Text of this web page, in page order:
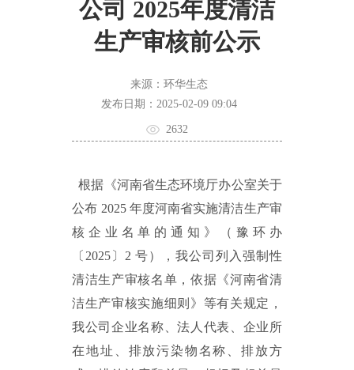
公司 2025年度清洁
生产审核前公示
来源：环华生态
发布日期：2025-02-09 09:04
2632
根据《河南省生态环境厅办公室关于
公布 2025 年度河南省实施清洁生产审
核企业名单的通知》（豫环办
〔 2025 〕 2号），我公司列入强制性
清洁生产审核名单，依据《河南省清
洁生产审核实施细则》等有关规定，
我公司企业名称、法人代表、企业所
在地址、排放污染物名称、排放方